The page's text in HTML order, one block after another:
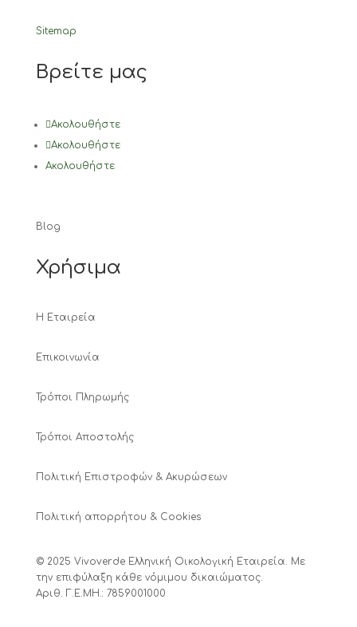
Sitemap
Βρείτε μας
Ακολουθήστε
Ακολουθήστε
Ακολουθήστε
Blog
Χρήσιμα
Η Εταιρεία
Επικοινωνία
Τρόποι Πληρωμής
Τρόποι Αποστολής
Πολιτική Επιστροφών & Ακυρώσεων
Πολιτική απορρήτου & Cookies
© 2025 Vivoverde Ελληνική Οικολογική Εταιρεία. Με
την επιφύλαξη κάθε νόμιμου δικαιώματος.
Αριθ. Γ.Ε.ΜΗ.: 7859001000